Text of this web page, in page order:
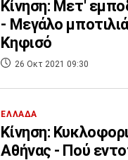
Κίνηση: Μετ'
- Μεγάλο
Κηφισό
26 Οκτ 2021 09:30
ΕΛΛΑΔΑ
Κίνηση:
Αθήνας - Πού